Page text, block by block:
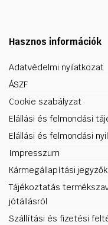
Hasznos információk
Adatvédelmi nyilatkozat
ÁSZF
Cookie szabályzat
Elállási és felmondási
Elállási és felmondási
Impresszum
Kármegállapítási
Tájékoztatás
jótállásról
Szállítási és fizetési